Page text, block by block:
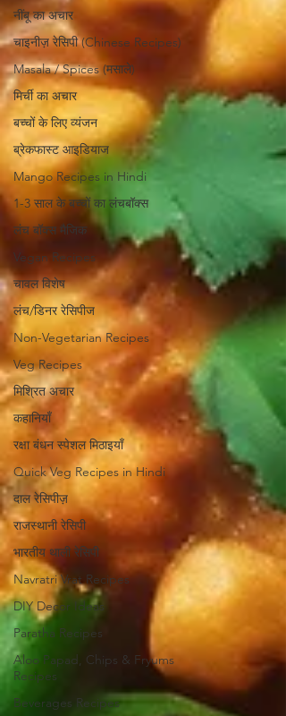
नींबू का अचार
चाइनीज़ रेसिपी (Chinese Recipes)
Masala / Spices (मसाले)
मिर्ची का अचार
बच्चों के लिए व्यंजन
ब्रेकफास्ट आइडियाज
Mango Recipes in Hindi
1-3 साल के बच्चों का लंचबॉक्स
लंच बॉक्स मैजिक
Vegan Recipes
चावल विशेष
लंच/डिनर रेसिपीज
Non-Vegetarian Recipes
Veg Recipes
मिश्रित अचार
कहानियाँ
रक्षा बंधन स्पेशल मिठाइयाँ
Quick Veg Recipes in Hindi
दाल रेसिपीज़
राजस्थानी रेसिपी
भारतीय थाली रेसिपी
Navratri Vrat Recipes
DIY Decor Ideas
Paratha Recipes
Aloo Papad, Chips & Fryums
Recipes
Beverages Recipes